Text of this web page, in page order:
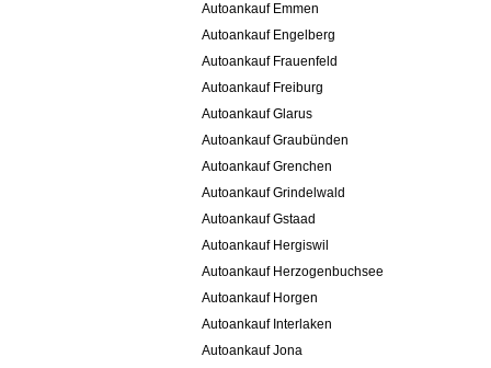
Autoankauf Emmen
Autoankauf Engelberg
Autoankauf Frauenfeld
Autoankauf Freiburg
Autoankauf Glarus
Autoankauf Graubünden
Autoankauf Grenchen
Autoankauf Grindelwald
Autoankauf Gstaad
Autoankauf Hergiswil
Autoankauf Herzogenbuchsee
Autoankauf Horgen
Autoankauf Interlaken
Autoankauf Jona